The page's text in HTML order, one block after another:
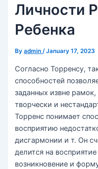
Личности
Ребенка
Byadmin/January 17, 2023
Согласно Торренсу,
способностей
заданных извне
творчески и
Торренс понимает
восприятию
дисгармонии и т. Он
делится на
возникновение и